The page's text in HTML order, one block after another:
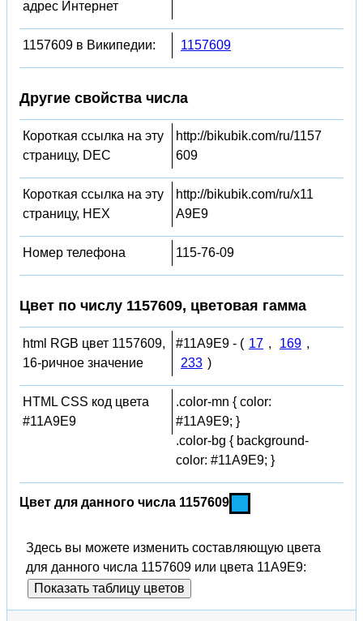
адрес Интернет
1157609 в Википедии: 1157609
Другие свойства числа
Короткая ссылка на эту
страницу, DEC
http://bikubik.com/ru/1157
609
Короткая ссылка на эту
страницу, HEX
http://bikubik.com/ru/x11
A9E9
Номер телефона 115-76-09
Цвет по числу 1157609, цветовая гамма
html RGB цвет 1157609,
16-ричное значение
#11A9E9 - ( 17 , 169 ,
233 )
HTML CSS код цвета
#11A9E9
.color-mn { color:
#11A9E9; }
.color-bg { background-
color: #11A9E9; }
Цвет для данного числа 1157609
Здесь вы можете изменить составляющую цвета
для данного числа 1157609 или цвета 11A9E9:
Показать таблицу цветов